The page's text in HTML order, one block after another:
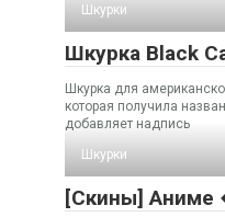
Шкурки
Шкурка Black
Шкурка для
которая получила
добавляет надпись
Шкурки
[Скины] Аниме